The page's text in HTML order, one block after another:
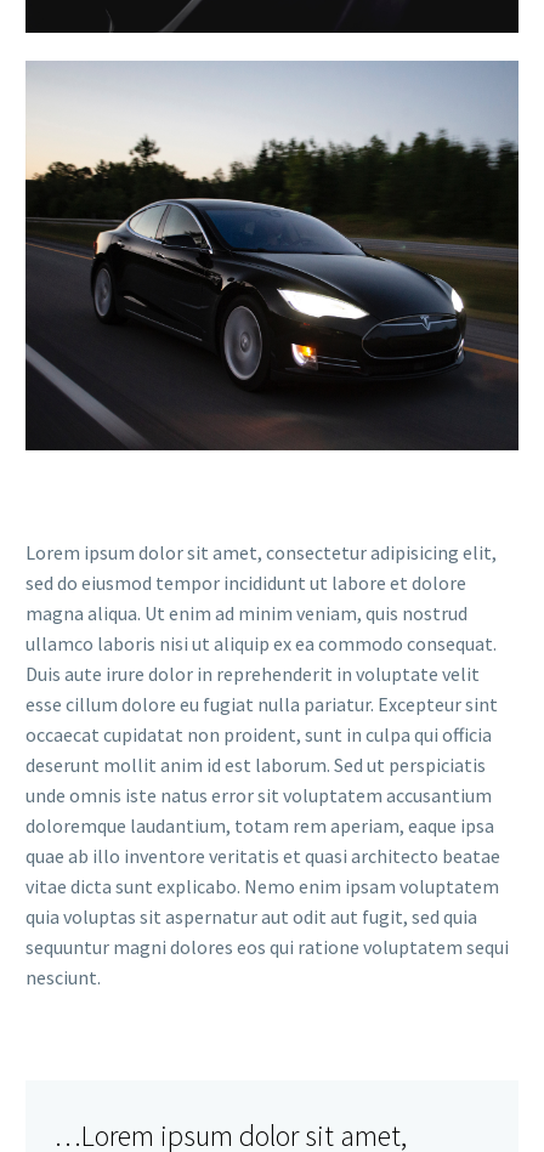
Lorem ipsum dolor sit amet, consectetur adipisicing elit,
sed do eiusmod tempor incididunt ut labore et dolore
magna aliqua. Ut enim ad minim veniam, quis nostrud
ullamco laboris nisi ut aliquip ex ea commodo consequat.
Duis aute irure dolor in reprehenderit in voluptate velit
esse cillum dolore eu fugiat nulla pariatur. Excepteur sint
occaecat cupidatat non proident, sunt in culpa qui officia
deserunt mollit anim id est laborum. Sed ut perspiciatis
unde omnis iste natus error sit voluptatem accusantium
doloremque laudantium, totam rem aperiam, eaque ipsa
quae ab illo inventore veritatis et quasi architecto beatae
vitae dicta sunt explicabo. Nemo enim ipsam voluptatem
quia voluptas sit aspernatur aut odit aut fugit, sed quia
sequuntur magni dolores eos qui ratione voluptatem sequi
nesciunt.
…Lorem ipsum dolor sit amet,